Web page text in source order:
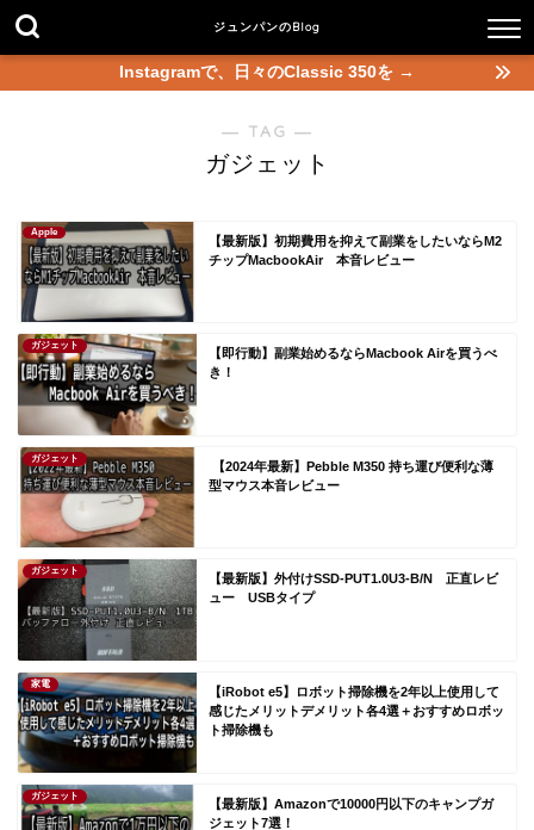
ジュンパンのBlog
Instagramで、日々のClassic 350を →
― TAG ―
ガジェット
Apple
【最新版】初期費用を抑えて副業をしたいならM2
チップMacbookAir 本音レビュー
ガジェット
【即行動】副業始めるならMacbook Airを買うべ
き！
ガジェット
【2024年最新】Pebble M350 持ち運び便利な薄
型マウス本音レビュー
ガジェット
【最新版】外付けSSD-PUT1.0U3-B/N 正直レビ
ュー USBタイプ
家電
【iRobot e5】ロボット掃除機を2年以上使用して
感じたメリットデメリット各4選＋おすすめロボッ
ト掃除機も
ガジェット
【最新版】Amazonで10000円以下のキャンプガ
ジェット7選！